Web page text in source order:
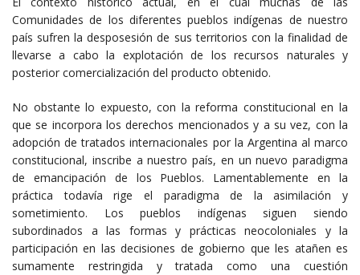
Comunidades de los diferentes pueblos indígenas de nuestro
país sufren la desposesión de sus territorios con la finalidad de
llevarse a cabo la explotación de los recursos naturales y
posterior comercialización del producto obtenido.
No obstante lo expuesto, con la reforma constitucional en la
que se incorpora los derechos mencionados y a su vez, con la
adopción de tratados internacionales por la Argentina al marco
constitucional, inscribe a nuestro país, en un nuevo paradigma
de emancipación de los Pueblos. Lamentablemente en la
práctica todavía rige el paradigma de la asimilación y
sometimiento. Los pueblos indígenas siguen siendo
subordinados a las formas y prácticas neocoloniales y la
participación en las decisiones de gobierno que les atañen es
sumamente restringida y tratada como una cuestión